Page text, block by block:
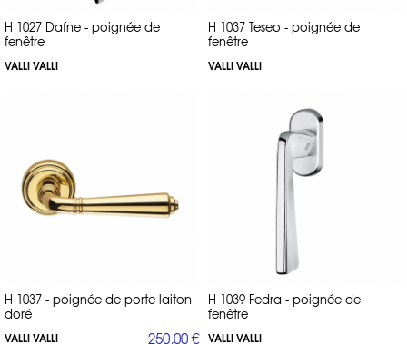
H 1027 Dafne - poignée de
fenêtre
VALLI VALLI
H 1037 Teseo - poignée de
fenêtre
VALLI VALLI
H 1037 - poignée de porte laiton
doré
VALLI VALLI 250,00 €
H 1039 Fedra - poignée de
fenêtre
VALLI VALLI